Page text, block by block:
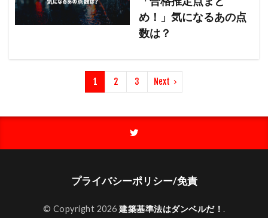
め！」気になるあの点
数は？
1 2 3 Next
プライバシーポリシー/免責
© Copyright 2026 建築基準法はダンベルだ！ .